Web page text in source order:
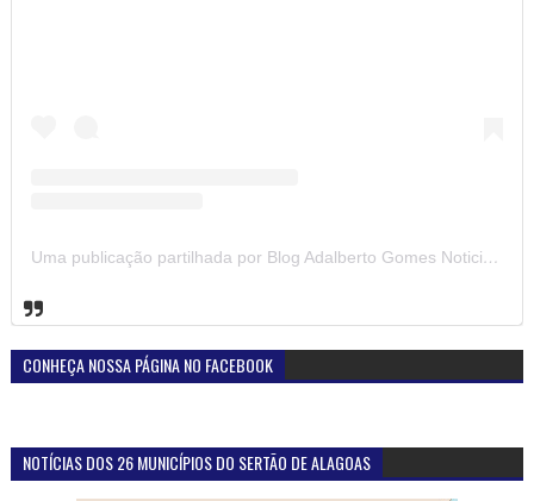
Uma publicação partilhada por Blog Adalberto Gomes Noticias (@blogadalbertogomesnoticiass)
CONHEÇA NOSSA PÁGINA NO FACEBOOK
NOTÍCIAS DOS 26 MUNICÍPIOS DO SERTÃO DE ALAGOAS